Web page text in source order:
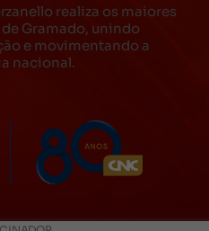
realiza os maiores
Gramado, unindo
e movimentando a
nacional.